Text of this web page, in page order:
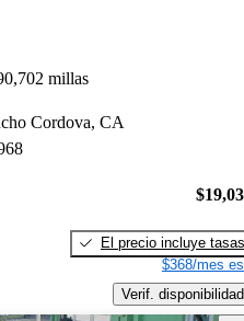
millas
Cordova, CA
El precio incluye tasas
$368/mes
Verif. disponibilidad